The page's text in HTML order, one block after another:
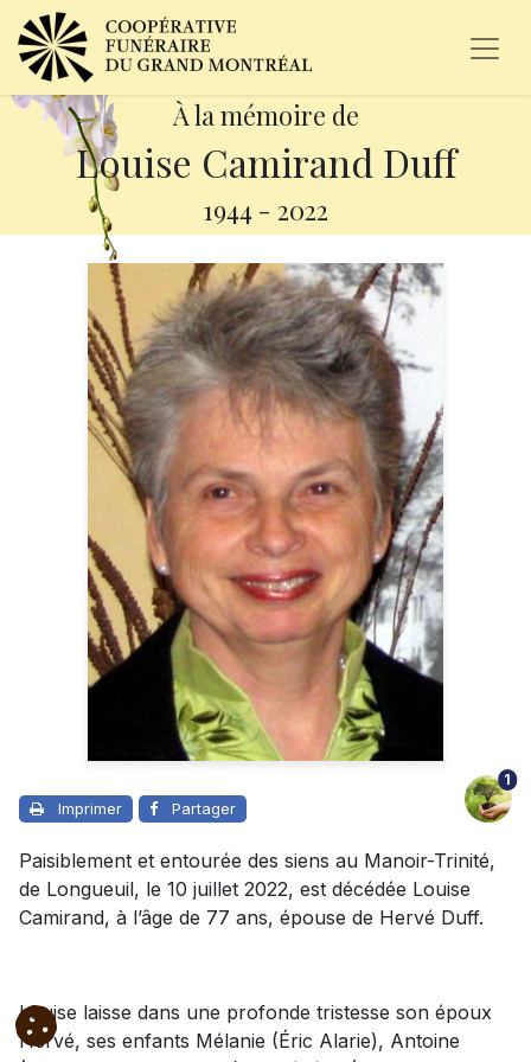
À la mémoire de
Louise Camirand Duff
1944 - 2022
Imprimer Partager
1
Paisiblement et entourée des siens au Manoir-Trinité,
de Longueuil, le 10 juillet 2022, est décédée Louise
Camirand, à l’âge de 77 ans, épouse de Hervé Duff.
Louise laisse dans une profonde tristesse son époux
Hervé, ses enfants Mélanie (Éric Alarie), Antoine